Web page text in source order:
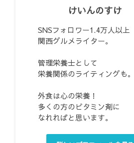
けいんのすけ
SNSフォロワー1.4万人以上
関西グルメライター。
管理栄養士として
栄養関係のライティングも。
外食は心の栄養！
多くの方のビタミン剤に
なれればと思います。